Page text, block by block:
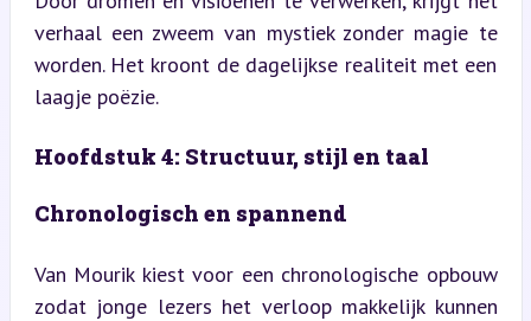
verhaal een zweem van mystiek zonder magie te
worden. Het kroont de dagelijkse realiteit met een
laagje poëzie.
Hoofdstuk 4: Structuur, stijl en taal
Chronologisch en spannend
Van Mourik kiest voor een chronologische opbouw
zodat jonge lezers het verloop makkelijk kunnen